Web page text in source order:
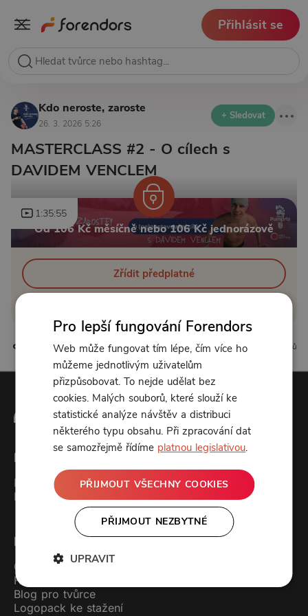
Přihlásit se
Kdo neroste, zaroste
26. 3. 2026 5:26
+ Sledovat
MASTERCLASS #2 - O cílech s
DAVIDEM VENCLEM
1:35:55
Od 106 Kč měsíčně nebo 106 Kč jednorázově
Zřídit předplatné
0 líbí 0 komentářů
Forendors
Kontakt
Podcast studio
Pro uživatele
Ceník
FAQ (často kladené dotazy)
Blog pro tvůrce
Logopack ke stažení
Pro lepší fungování Forendors
Web může fungovat tím lépe, čím více ho
můžeme jednotlivým uživatelům
přizpůsobovat. To nejde udělat bez
cookies. Malých souborů, které slouží ke
statistické analýze návštěv a distribuci
některého typu obsahu. Při zpracování dat
se samozřejmě řídíme platnou legislativou.
PŘIJMOUT VŠECHNY COOKIES
PŘIJMOUT NEZBYTNÉ
UPRAVIT